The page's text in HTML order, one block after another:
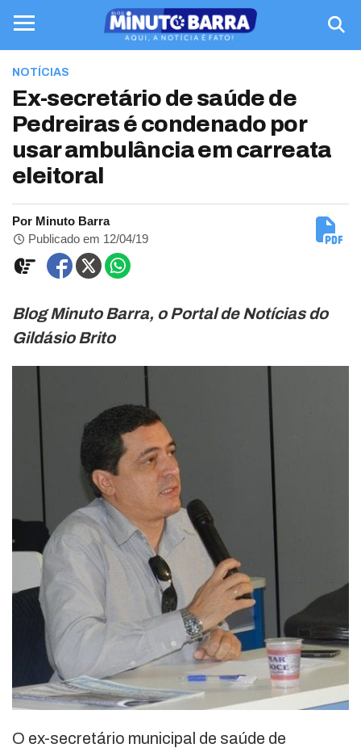
NOTÍCIAS
Ex-secretário de saúde de
Pedreiras é condenado por
usar ambulância em carreata
eleitoral
Por Minuto Barra
Publicado em 12/04/19
Blog Minuto Barra, o Portal de Notícias do
Gildásio Brito
O ex-secretário municipal de saúde de